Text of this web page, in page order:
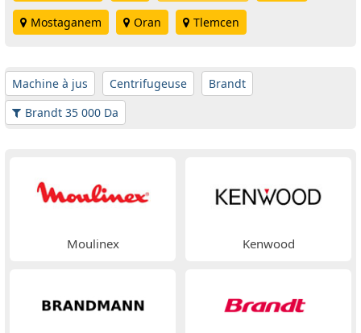
Mostaganem Oran Tlemcen
Machine à jus Centrifugeuse
Brandt
Brandt 35 000 Da
Moulinex Kenwood